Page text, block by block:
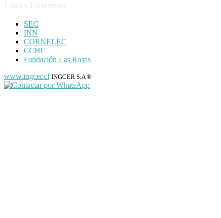
SEC
INN
CORNELEC
CCHC
Fundación Las Rosas
www.ingcer.cl INGCER S.A ®